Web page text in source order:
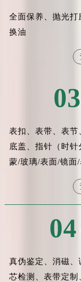
全面保养、抛光
换油
03
表扣、表带、表节
底盖、指针（时
蒙/玻璃/表面/镜面
04
真伪鉴定、消磁
芯检测、表带定制